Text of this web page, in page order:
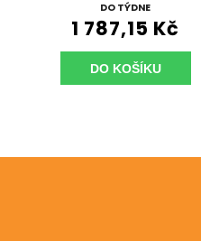
DO TÝDNE
1 787,15 Kč
DO KOŠÍKU